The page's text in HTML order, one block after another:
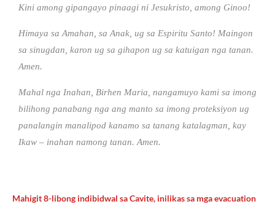
Kini among gipangayo pinaagi ni Jesukristo, among Ginoo!
Himaya sa Amahan, sa Anak, ug sa Espiritu Santo! Maingon
sa sinugdan, karon ug sa gihapon ug sa katuigan nga tanan.
Amen.
Mahal nga Inahan, Birhen Maria, nangamuyo kami sa imong
bilihong panabang nga ang manto sa imong proteksiyon ug
panalangin manalipod kanamo sa tanang katalagman, kay
Ikaw – inahan namong tanan. Amen.
Mahigit 8-libong indibidwal sa Cavite, inilikas sa mga evacuation